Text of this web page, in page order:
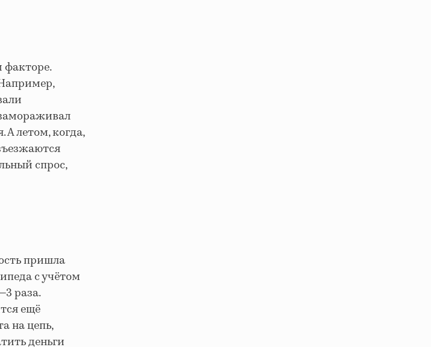
факторе.
А летом, когда,
спрос,
пришла
с учётом
раза.
ещё
на цепь,
деньги